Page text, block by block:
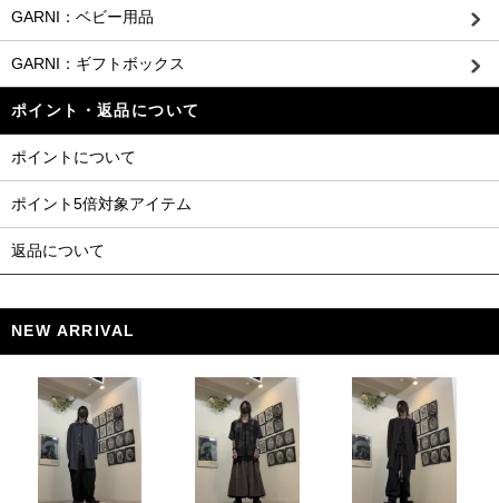
GARNI：ベビー用品
GARNI：ギフトボックス
ポイント・返品について
ポイントについて
ポイント5倍対象アイテム
返品について
NEW ARRIVAL